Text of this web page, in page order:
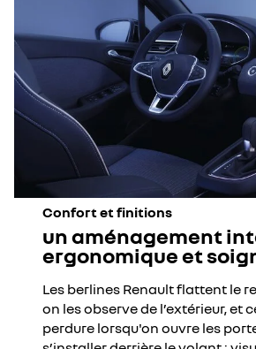
Confort et finitions
un aménagement
ergonomique et
Les berlines Renault flattent le
on les observe de l’extérieur, et
perdure lorsqu'on ouvre les